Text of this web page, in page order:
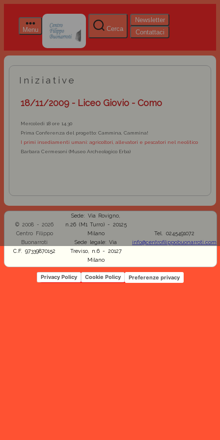
Menu Cerca
Newsletter
Contattaci
Iniziative
18/11/2009 - Liceo Giovio - Como
Mercoledì 18 ore 14.30
Prima Conferenza del progetto: Cammina, Cammina!
I primi insediamenti umani: agricoltori, allevatori e pescatori nel neolitico
Barbara Cermesoni (Museo Archeologico Erba)
© 2008 - 2026
Centro Filippo
Buonarroti
C.F. 97339870152
Sede: Via Rovigno,
n.26 (M1 Turro) - 20125
Milano
Sede legale: Via
Treviso, n.6 - 20127
Milano
Tel. 0245491072
info@centrofilippobuonarroti.com
Privacy Policy Cookie Policy Preferenze privacy